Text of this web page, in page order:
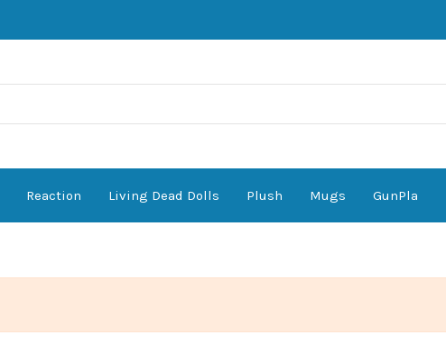
Reaction Living Dead Dolls Plush Mugs GunPla